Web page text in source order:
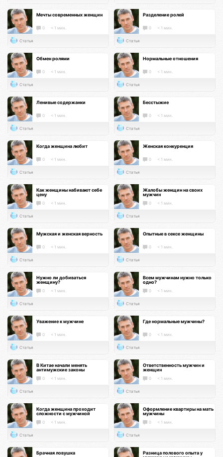
Мечты современных женщин
0 < 1 мин.
Статья
Разделение ролей
0 < 1 мин.
Статья
Обмен ролями
0 < 1 мин.
Статья
Нормальные отношения
0 < 1 мин.
Статья
Ленивые содержанки
0 < 1 мин.
Статья
Бесстыжие
0 < 1 мин.
Статья
Когда женщина любит
0 < 1 мин.
Статья
Женская конкуренция
0 < 1 мин.
Статья
Как женщины набивают себе
цену
0 < 1 мин.
Статья
Жалобы женщин на своих
мужчин
0 < 1 мин.
Статья
Мужская и женская верность
0 < 1 мин.
Статья
Опытные в сексе женщины
0 < 1 мин.
Статья
Нужно ли добиваться
женщину?
0 < 1 мин.
Статья
Всем мужчинам нужно только
одно?
0 < 1 мин.
Статья
Уважение к мужчине
0 < 1 мин.
Статья
Где нормальные мужчины?
0 < 1 мин.
Статья
В Китае начали менять
антимужские законы
0 < 1 мин.
Статья
Ответственность мужчин и
женщин
0 < 1 мин.
Статья
Когда женщина проходит
сложности с мужчиной
0 < 1 мин.
Статья
Оформление квартиры на мать
мужчины
0 < 1 мин.
Статья
Брачная ловушка
Разница полового опыта у